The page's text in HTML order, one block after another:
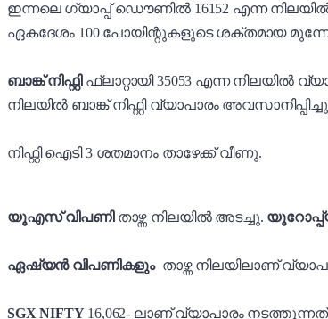
ഇന്നലെ ഗ്യാപ്പ് ഡൌണിൽ 16152 എന്ന നിലയിൽ
ഏകദേശം 100 പോയിന്റുകളുടെ ശക്തമായ
ബാങ്ക് നിഫ്റ്റി ഫ്ലാറ്റായി 35053 എന്ന നിലയിൽ
നിലയിൽ ബാങ്ക് നിഫ്റ്റി വ്യാപാരം
നിഫ്റ്റി ഐടി 3 ശതമാനം താഴേക്ക് വീണു.
യൂഎസ് വിപണി താഴ്ന്ന നിലയിൽ അടച്ചു.
ഏഷ്യൻ വിപണികളും താഴ്ന്ന നിലയിലാണ്
SGX NIFTY16,062- ലാണ് വ്യാപാരം